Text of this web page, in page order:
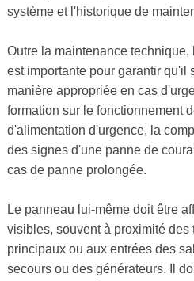
système et l'historique de
Outre la maintenance technique,
est importante pour garantir qu'il
manière appropriée en cas
formation sur le fonctionnement
d'alimentation d'urgence, la
des signes d'une panne de
cas de panne prolongée.
Le panneau lui-même doit être
visibles, souvent à proximité
principaux ou aux entrées des
secours ou des générateurs. Il